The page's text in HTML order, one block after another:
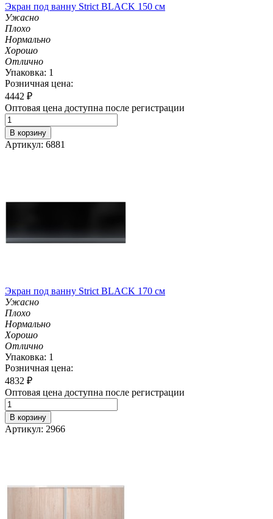
Экран под ванну Strict BLACK 150 см
Ужасно
Плохо
Нормально
Хорошо
Отлично
Упаковка: 1
Розничная цена:
4442 ₽
Оптовая цена доступна после регистрации
В корзину
Артикул: 6881
Экран под ванну Strict BLACK 170 см
Ужасно
Плохо
Нормально
Хорошо
Отлично
Упаковка: 1
Розничная цена:
4832 ₽
Оптовая цена доступна после регистрации
В корзину
Артикул: 2966